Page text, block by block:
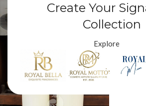
Create Your
Collection
Explore
Royal Mum
Ürünler “Kokusuz Mum Seti”